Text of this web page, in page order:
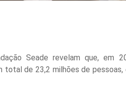
Seade revelam que, em
total de 23,2 milhões de pessoas,